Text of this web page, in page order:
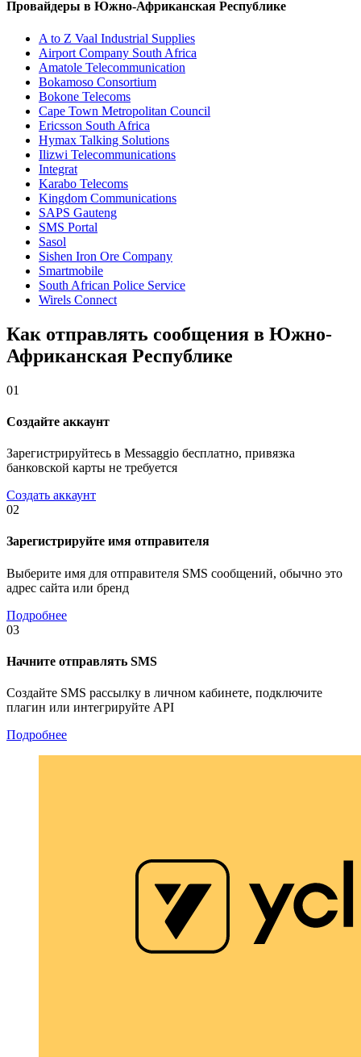
Провайдеры в Южно-Африканская Республике
A to Z Vaal Industrial Supplies
Airport Company South Africa
Amatole Telecommunication
Bokamoso Consortium
Bokone Telecoms
Cape Town Metropolitan Council
Ericsson South Africa
Hymax Talking Solutions
Ilizwi Telecommunications
Integrat
Karabo Telecoms
Kingdom Communications
SAPS Gauteng
SMS Portal
Sasol
Sishen Iron Ore Company
Smartmobile
South African Police Service
Wirels Connect
Как отправлять сообщения в Южно-
Африканская Республике
01
Создайте аккаунт
Зарегистрируйтесь в Messaggio бесплатно, привязка
банковской карты не требуется
Создать аккаунт
02
Зарегистрируйте имя отправителя
Выберите имя для отправителя SMS сообщений, обычно это
адрес сайта или бренд
Подробнее
03
Начните отправлять SMS
Создайте SMS рассылку в личном кабинете, подключите
плагин или интегрируйте API
Подробнее